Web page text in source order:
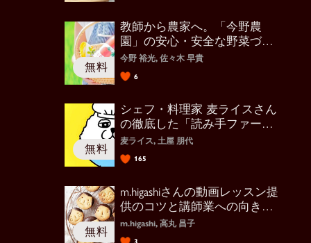
教師から農家へ。「今野農
園」の安心・安全な野菜づく
り
今野 裕光, 佐々木 早貴
6
シェフ・料理家 麦ライスさん
の徹底した「読み手ファース
ト」の投稿
麦ライス, 土屋 朋代
165
m.higashiさんの動画レッスン提
供のコツと講師業への向き合
い方
m.higashi, 高丸 昌子